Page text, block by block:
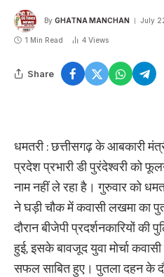
By GHATNA MANCHAN July
1 Min Read 4 Views
Share
धमतरी : छत्तीसगढ़ के आबकारी
प्रदेश प्रभारी डी पुरंदेश्वरी को
नाम नहीं ले रहा है। गुरुवार को
ने घड़ी चौक में कवासी लखमा का
दौरान बीजेपी प्रदर्शनकारियों
हुई, इसके बावजूद युवा मोर्चा
सफल साबित हुए। पुतला दहन के